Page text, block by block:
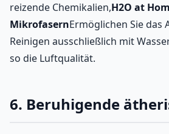
reizende Chemikalien,H2O at
MikrofasernErmöglichen Sie das
Reinigen ausschließlich mit
so die Luftqualität.
6. Beruhigende